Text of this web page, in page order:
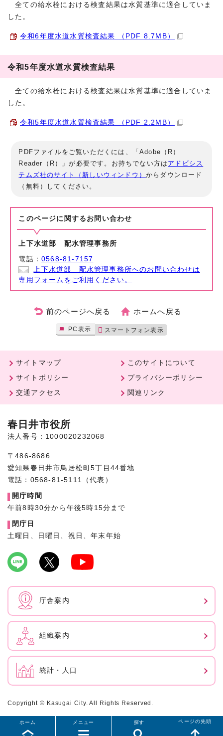
全ての給水栓における検査結果は水質基準に適合していま
した。
令和6年度水道水質検査結果 （PDF 8.7MB）
令和5年度水道水質検査結果
全ての給水栓における検査結果は水質基準に適合していま
した。
令和5年度水道水質検査結果 （PDF 2.2MB）
PDFファイルをご覧いただくには、「Adobe（R）
Reader（R）」が必要です。お持ちでない方は アドビシス
テムズ社のサイト（新しいウィンドウ）からダウンロード
（無料）してください。
このページに関する お問い合わせ
上下水道部 配水管理事務所
電話：0568-81-7157
上下水道部 配水管理事務所へのお問い合わせは
専用フォームをご利用ください。
前のページへ戻る ホームへ戻る
PC表示 スマートフォン表示
メニュー
ホーム 探す ページの先頭
サイトマップ
このサイトについて
サイトポリシー
プライバシーポリシー
交通アクセス
関連リンク
春日井市役所
法人番号：1000020232068
〒486-8686
愛知県春日井市鳥居松町5丁目44番地
電話：0568-81-5111（代表）
開庁時間
午前8時30分から午後5時15分まで
閉庁日
土曜日、日曜日、祝日、年末年始
庁舎案内
組織案内
統計・人口
Copyright © Kasugai City. All Rights Reserved.